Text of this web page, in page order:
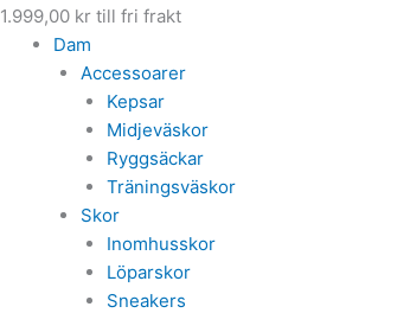
1.999,00 kr till fri frakt
Dam
Accessoarer
Kepsar
Midjeväskor
Ryggsäckar
Träningsväskor
Skor
Inomhusskor
Löparskor
Sneakers